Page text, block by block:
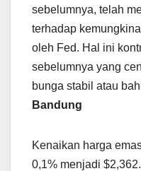
sebelumnya, telah
terhadap
oleh Fed. Hal ini
sebelumnya yang
bunga stabil atau
Bandung
Kenaikan harga
0,1% menjadi